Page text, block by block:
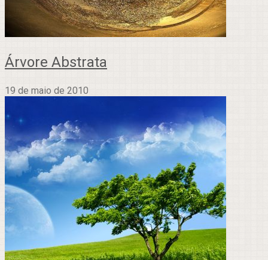
Árvore Abstrata
19 de maio de 2010